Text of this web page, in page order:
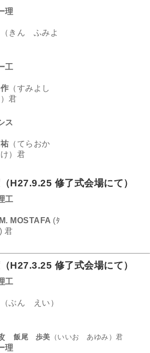
理
（きん ふみよ
工
（すみよし
君
ス
（てらおか
）君
H27.9.25 修了式会場にて）
工
MOSTAFA (ﾀ
君
H27.3.25 修了式会場にて）
工
（ぶん えい）
飯尾 歩美 （いいお あゆみ）君
理